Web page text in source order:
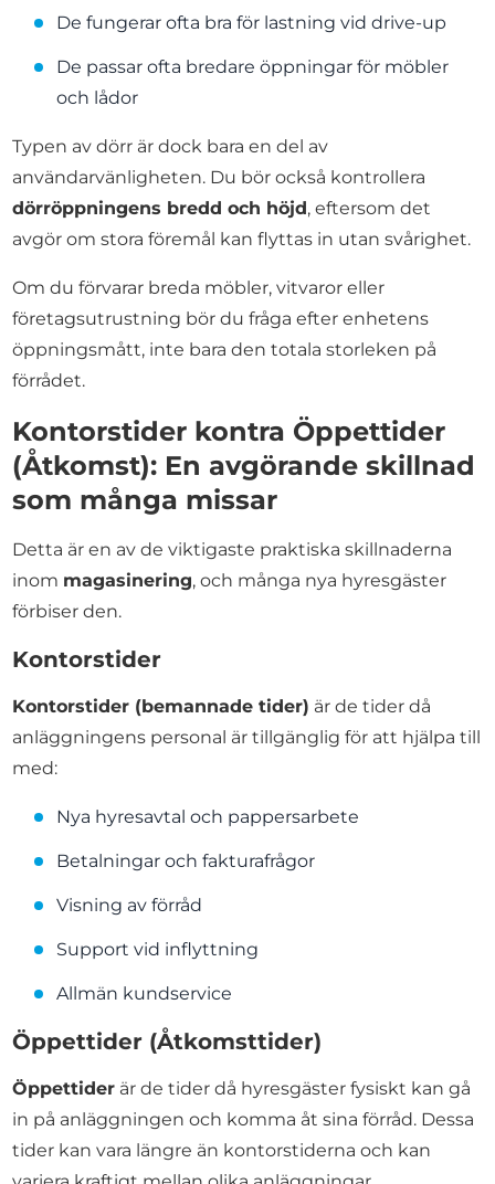
De fungerar ofta bra för lastning vid drive-up
De passar ofta bredare öppningar för möbler
och lådor
Typen av dörr är dock bara en del av
användarvänligheten. Du bör också kontrollera
dörröppningens bredd och höjd, eftersom det
avgör om stora föremål kan flyttas in utan svårighet.
Om du förvarar breda möbler, vitvaror eller
företagsutrustning bör du fråga efter enhetens
öppningsmått, inte bara den totala storleken på
förrådet.
Kontorstider kontra Öppettider
(Åtkomst): En avgörande skillnad
som många missar
Detta är en av de viktigaste praktiska skillnaderna
inom magasinering, och många nya hyresgäster
förbiser den.
Kontorstider
Kontorstider (bemannade tider) är de tider då
anläggningens personal är tillgänglig för att hjälpa till
med:
Nya hyresavtal och pappersarbete
Betalningar och fakturafrågor
Visning av förråd
Support vid inflyttning
Allmän kundservice
Öppettider (Åtkomsttider)
Öppettider är de tider då hyresgäster fysiskt kan gå
in på anläggningen och komma åt sina förråd. Dessa
tider kan vara längre än kontorstiderna och kan